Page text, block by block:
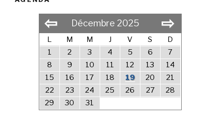
⇦ Décembre 2025 ⇨
L M M J V S
D
1
2 3 4 5 6
7
8
9 10 11 12 13
14
15
16 17 18 19 20
21
22
23 24 25 26 27
28
29
30 31